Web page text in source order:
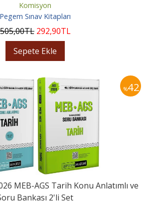
Komisyon
Pegem Sınav Kitapları
505,00TL 292,90TL
Sepete Ekle
%42
MEB-AGS Tarih Konu Anlatımlı ve
Bankası 2'li Set